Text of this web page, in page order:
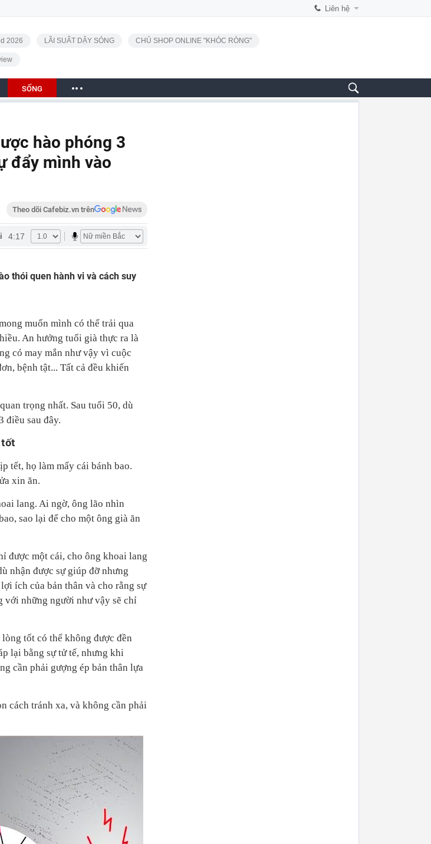
Liên hệ
2026 LÃI SUẤT DẬY SÓNG CHỦ SHOP ONLINE "KHÓC RÒNG"
SỐNG
hào phóng 3
đẩy mình vào
Theo dõi Cafebiz.vn trên
4:17
thói quen hành vi và cách suy
muốn mình có thể trải qua
An hưởng tuổi già thực ra là
có may mắn như vậy vì cuộc
bệnh tật... Tất cả đều khiến
trọng nhất. Sau tuổi 50, dù
điều sau đây.
tốt
tết, họ làm mấy cái bánh bao.
xin ăn.
lang. Ai ngờ, ông lão nhìn
sao lại để cho một ông già ăn
được một cái, cho ông khoai lang
nhận được sự giúp đỡ nhưng
ích của bản thân và cho rằng sự
với những người như vậy sẽ chỉ
tốt có thể không được đền
lại bằng sự tử tế, nhưng khi
cần phải gượng ép bản thân lựa
cách tránh xa, và không cần phải